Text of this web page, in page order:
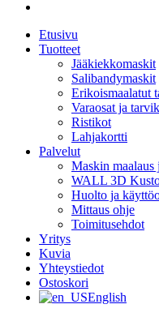
Etusivu
Tuotteet
Jääkiekkomaskit
Salibandymaskit
Erikoismaalatut
Varaosat ja
Ristikot
Lahjakortti
Palvelut
Maskin maalaus
WALL 3D
Huolto ja
Mittaus ohje
Toimitusehdot
Yritys
Kuvia
Yhteystiedot
Ostoskori
English